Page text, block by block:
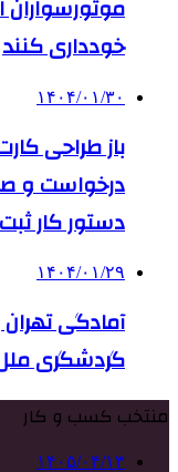
خودداری کنند
۱۴۰۴/۰۱/۳۰
باز طراحی
درخواست و
دستور کار
۱۴۰۴/۰۱/۲۹
آمادگی
گردشگری
منتخب کسب و کار
۱۴۰۵/۰۴/۱۳